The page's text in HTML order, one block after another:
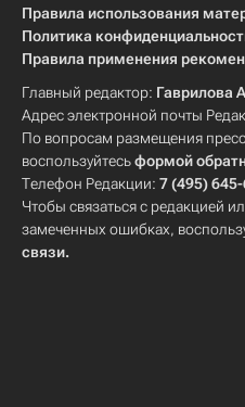
Правила использования
Политика
Правила применения
Главный редактор: Гаврилова
Адрес электронной почты
По вопросам размещения
воспользуйтесьформой
Телефон Редакции: 7 (495) 645-
Чтобы связаться с редакцией
замеченных ошибках,
связи.